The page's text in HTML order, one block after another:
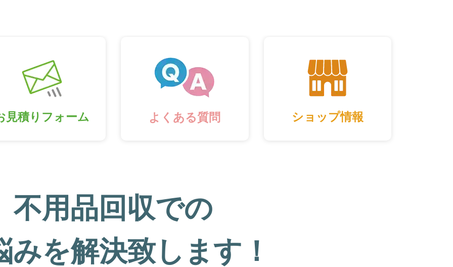
見積りフォーム よくある質問 ショップ情報
不用品回収での
みを解決致します！